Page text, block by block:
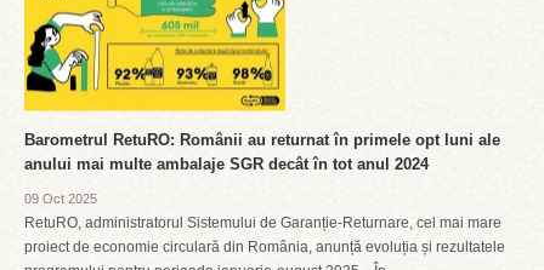
Barometrul RetuRO: Românii au returnat în primele opt luni ale
anului mai multe ambalaje SGR decât în tot anul 2024
09 Oct 2025
RetuRO, administratorul Sistemului de Garanție-Returnare, cel mai mare
proiect de economie circulară din România, anunță evoluția și rezultatele